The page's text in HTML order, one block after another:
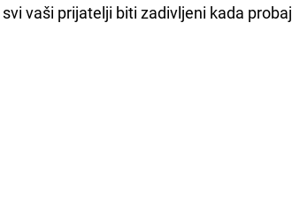
vaši prijatelji biti zadivljeni kada